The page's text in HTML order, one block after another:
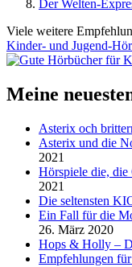
Der Welten-
Viele weitere
Kinder- und Jugend-
Meine
Asterix och
Asterix und die
2021
Hörspiele die, die
2021
Die seltensten
Ein Fall für die
26. März 2020
Hops & Holly –
Empfehlungen